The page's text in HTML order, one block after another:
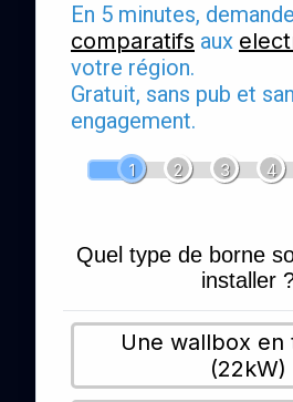
En 5 minutes,
comparatifs aux
votre région.
Gratuit, sans pub et
engagement.
1 2 3 4
Quel type de borne
installer
Une wallbox en
(22kW)